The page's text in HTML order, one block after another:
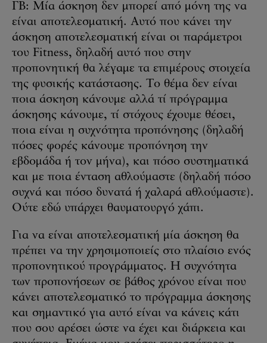
ΓΒ: Μία άσκηση δεν μπορεί από μόνη της να
είναι αποτελεσματική. Αυτό που κάνει την
άσκηση αποτελεσματική είναι οι παράμετροι
του Fitness, δηλαδή αυτό που στην
προπονητική θα λέγαμε τα επιμέρους στοιχεία
της φυσικής κατάστασης. Το θέμα δεν είναι
ποια άσκηση κάνουμε αλλά τί πρόγραμμα
άσκησης κάνουμε, τί στόχους έχουμε θέσει,
ποια είναι η συχνότητα προπόνησης (δηλαδή
πόσες φορές κάνουμε προπόνηση την
εβδομάδα ή τον μήνα), και πόσο συστηματικά
και με ποια ένταση αθλούμαστε (δηλαδή πόσο
συχνά και πόσο δυνατά ή χαλαρά αθλούμαστε).
Ούτε εδώ υπάρχει θαυματουργό χάπι.
Για να είναι αποτελεσματική μία άσκηση θα
πρέπει να την χρησιμοποιείς στο πλαίσιο ενός
προπονητικού προγράμματος. Η συχνότητα
των προπονήσεων σε βάθος χρόνου είναι που
κάνει αποτελεσματικό το πρόγραμμα άσκησης
και σημαντικό για αυτό είναι να κάνεις κάτι
που σου αρέσει ώστε να έχει και διάρκεια και